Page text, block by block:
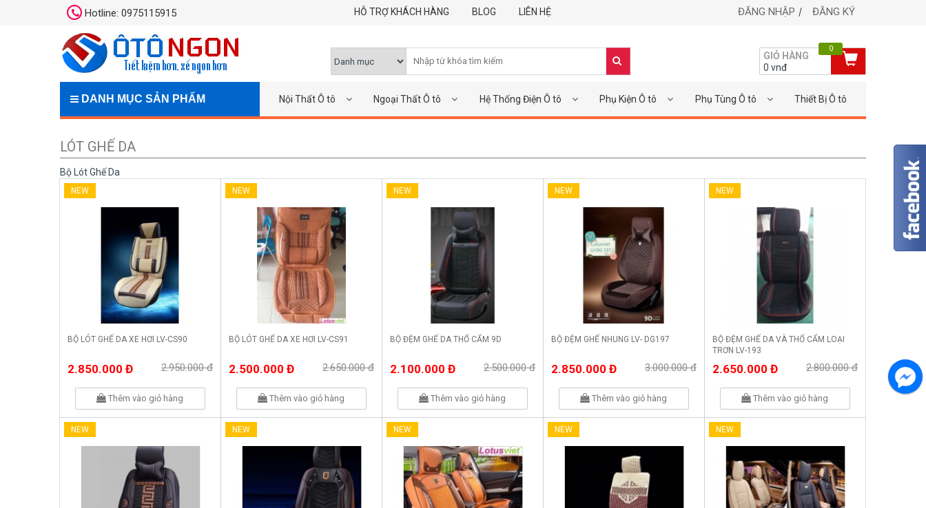
Hotline: 0975115915 HỖ TRỢ KHÁCH HÀNG BLOG LIÊN HỆ ĐĂNG NHẬP ĐĂNG KÝ
GIỎ HÀNG
0 vnđ
0
DANH MỤC SẢN PHẨM Nội Thất Ô tô Ngoại Thất Ô tô Hệ Thống Điện Ô tô Phụ Kiện Ô tô Phụ Tùng Ô tô Thiết Bị Ô tô
LÓT GHẾ DA
Bộ Lót Ghế Da
NEW
BỘ LÓT GHẾ DA XE HƠI LV-CS90
2.850.000 Đ 2.950.000 đ
Thêm vào giỏ hàng
NEW
BỘ LÓT GHẾ DA XE HƠI LV-CS91
2.500.000 Đ 2.650.000 đ
Thêm vào giỏ hàng
NEW
BỘ ĐỆM GHẾ DA THỔ CẨM 9D
2.100.000 Đ 2.500.000 đ
Thêm vào giỏ hàng
NEW
BỘ ĐỆM GHẾ NHUNG LV- DG197
2.850.000 Đ 3.000.000 đ
Thêm vào giỏ hàng
NEW
BỘ ĐỆM GHẾ DA VÀ THỔ CẨM LOẠI
TRƠN LV-193
2.650.000 Đ 2.800.000 đ
Thêm vào giỏ hàng
NEW NEW NEW NEW NEW